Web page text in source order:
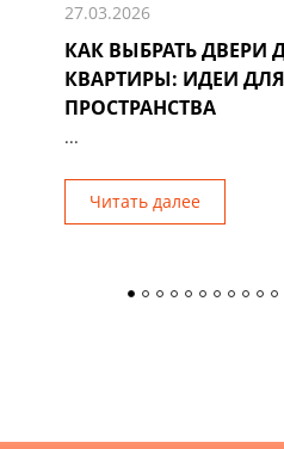
27.03.2026
КАК ВЫБРАТЬ ДВЕРИ
КВАРТИРЫ: ИДЕИ
ПРОСТРАНСТВА
...
Читать далее